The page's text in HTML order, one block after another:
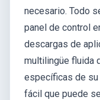
necesario. Todo
panel de control
descargas de
multilingüe fluida
específicas de su
fácil que puede